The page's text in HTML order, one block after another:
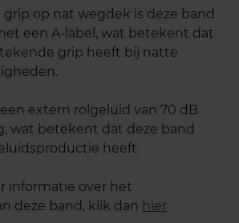
grip op nat wegdek is deze band
een A-label, wat betekent dat
grip heeft bij natte
extern rolgeluid van 70 dB
wat betekent dat deze band
heeft.
informatie over het
deze band, klik dan hier